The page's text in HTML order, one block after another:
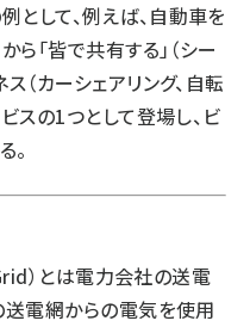
して、例えば、自動車を
ら「皆で共有する」（シー
（カーシェアリング、自転
スの1つとして登場し、ビ
。
Grid）とは電力会社の送電
送電網からの電気を使用